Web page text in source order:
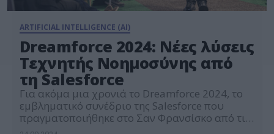
ARTIFICIAL INTELLIGENCE (AI)
Dreamforce 2024: Νέες λύσεις
Τεχνητής Νοημοσύνης από
τη Salesforce
Για ακόμα μια χρονιά το Dreamforce 2024, το
εμβληματικό συνέδριο της Salesforce που
πραγματοποιήθηκε στο Σαν Φρανσίσκο από τις